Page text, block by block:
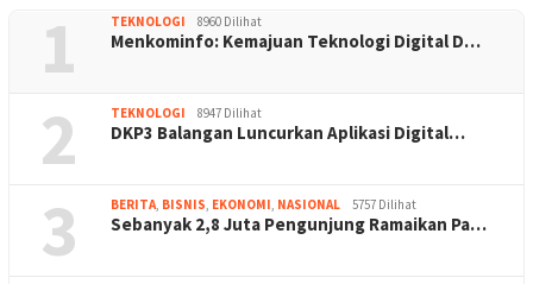
1 TEKNOLOGI 8960 Dilihat
Menkominfo: Kemajuan Teknologi Digital D…
2 TEKNOLOGI 8947 Dilihat
DKP3 Balangan Luncurkan Aplikasi Digital…
3 BERITA, BISNIS, EKONOMI, NASIONAL 5757 Dilihat
Sebanyak 2,8 Juta Pengunjung Ramaikan Pa…